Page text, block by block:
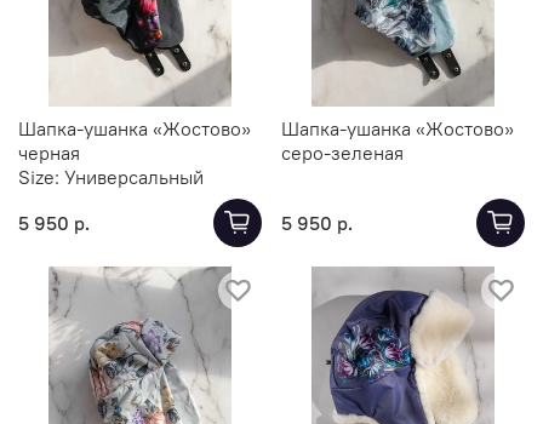
Шапка-ушанка «Жостово»
черная
Size: Универсальный
5 950 р.
Шапка-ушанка «Жостово»
серо-зеленая
5 950 р.